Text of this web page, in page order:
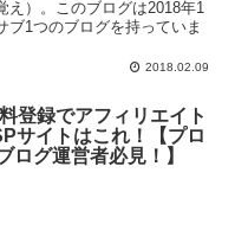
え）。このブログは2018年1
ブ1つのブログを持っていま
2018.02.09
登録でアフィリエイト
サイトはこれ！【プロ
ログ運営者必見！】